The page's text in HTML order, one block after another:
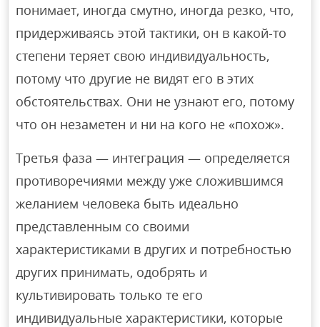
понимает, иногда смутно, иногда резко, что,
придерживаясь этой тактики, он в какой-то
степени теряет свою индивидуальность,
потому что другие не видят его в этих
обстоятельствах. Они не узнают его, потому
что он незаметен и ни на кого не «похож».
Третья фаза — интеграция — определяется
противоречиями между уже сложившимся
желанием человека быть идеально
представленным со своими
характеристиками в других и потребностью
других принимать, одобрять и
культивировать только те его
индивидуальные характеристики, которые